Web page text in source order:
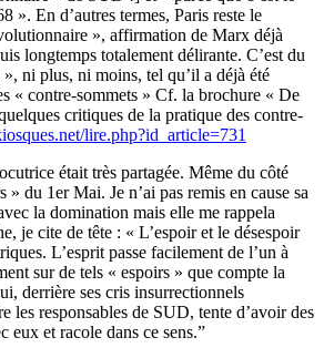
». En d’autres termes, Paris reste le
», affirmation de Marx déjà
longtemps totalement délirante. C’est du
», ni plus, ni moins, tel qu’il a déjà été
« contre-sommets » Cf. la brochure « De
critiques de la pratique des contre-
lire.php?id_article=731
était très partagée. Même du côté
» du 1er Mai. Je n’ai pas remis en cause sa
la domination mais elle me rappela
je cite de tête : « L’espoir et le désespoir
L’esprit passe facilement de l’un à
sur de tels « espoirs » que compte la
derrière ses cris insurrectionnels
les responsables de SUD, tente d’avoir des
eux et racole dans ce sens.”